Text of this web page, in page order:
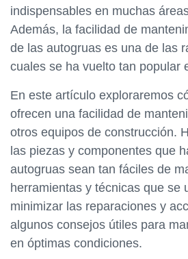
indispensables en muchas
Además, la facilidad de
de las autogruas es una de las
cuales se ha vuelto tan popular
En este artículo exploraremos
ofrecen una facilidad de
otros equipos de construcción.
las piezas y componentes que
autogruas sean tan fáciles de
herramientas y técnicas que se
minimizar las reparaciones y
algunos consejos útiles para
en óptimas condiciones.